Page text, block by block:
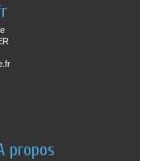
propos